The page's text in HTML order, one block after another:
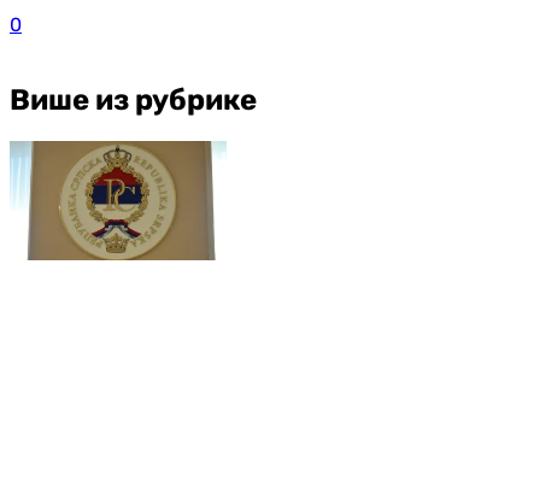
0
Више из рубрике